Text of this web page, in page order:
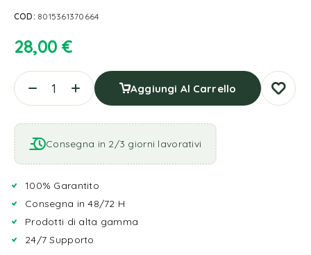
COD: 8015361370664
28,00 €
Aggiungi Al Carrello
Consegna in 2/3 giorni lavorativi
100% Garantito
Consegna in 48/72 H
Prodotti di alta gamma
24/7 Supporto